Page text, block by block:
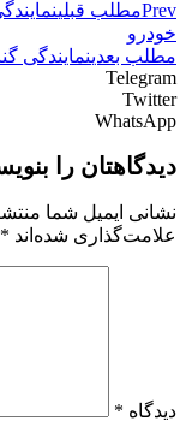
Prevمطلب قبلی
خودرو
مطلب بعدینمایندگی گناباد –
Telegram
Twitter
WhatsApp
دیدگاهتان را
نشانی ایمیل شما
علامت‌گذاری شده‌اند *
دیدگاه *